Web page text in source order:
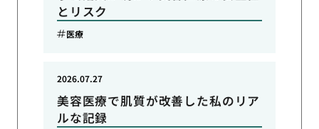
とリスク
医療
美容医療で肌質が改善した私のリア
ルな記録
2026.07.27